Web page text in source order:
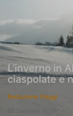
L’inverno in
ciaspolate e
Redazione Viaggi